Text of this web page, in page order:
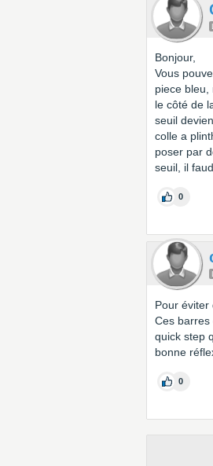
Bonjour,
Vous
piece
le côté de
seuil
colle a
poser par
seuil, il
0
Pour éviter
Ces barres
quick step
bonne
0